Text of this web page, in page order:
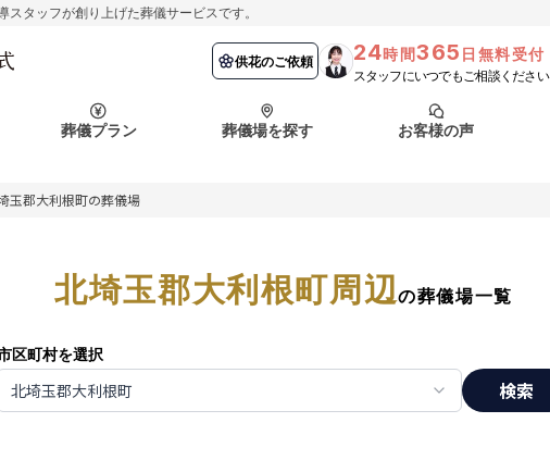
タッフが創り上げた葬儀サービスです。
供花のご依頼 24時間365 日無料受付
スタッフにいつでもご相談ください
へ
葬儀プラン 葬儀場を探す
函館市
お客様の声
例
識
へ 納棺の儀とは？ 葬儀の流れ
埼玉県 千葉県
お客様の声 よくある質問
供花のご依頼
玉郡大利根町の葬儀場
北埼玉郡大利根町周辺の葬儀場一覧
区町村を選択
北埼玉郡大利根町 検索